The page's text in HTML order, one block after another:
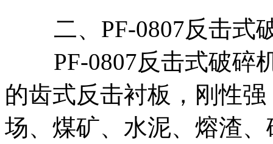
二、PF-0807反击式
PF-0807反击式破碎
的齿式反击衬板，刚性
场、煤矿、水泥、熔渣